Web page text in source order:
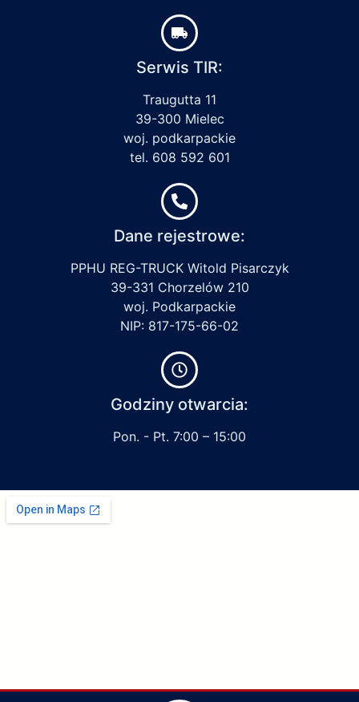
Serwis TIR:
Traugutta 11
39-300 Mielec
woj. podkarpackie
tel. 608 592 601
Dane rejestrowe:
PPHU REG-TRUCK Witold Pisarczyk
39-331 Chorzelów 210
woj. Podkarpackie
NIP: 817-175-66-02
Godziny otwarcia:
Pon. - Pt. 7:00 – 15:00